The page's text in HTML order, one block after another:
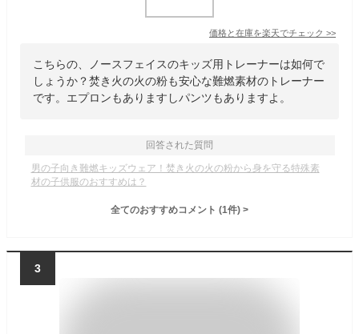
価格と在庫を楽天でチェック >>
こちらの、ノースフェイスのキッズ用トレーナーは如何で
しょうか？焚き火の火の粉も安心な難燃素材のトレーナー
です。エプロンもありますしパンツもありますよ。
回答された質問
男の子向き難燃キッズウェア！焚き火の火の粉から身を守る特殊素
材の子供服のおすすめは？
全てのおすすめコメント (1件) >
3